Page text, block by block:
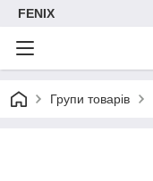
FENIX
Групи товарів